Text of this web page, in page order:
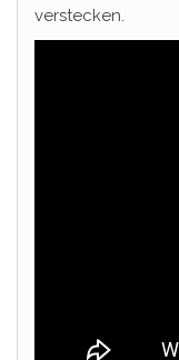
verstecken.